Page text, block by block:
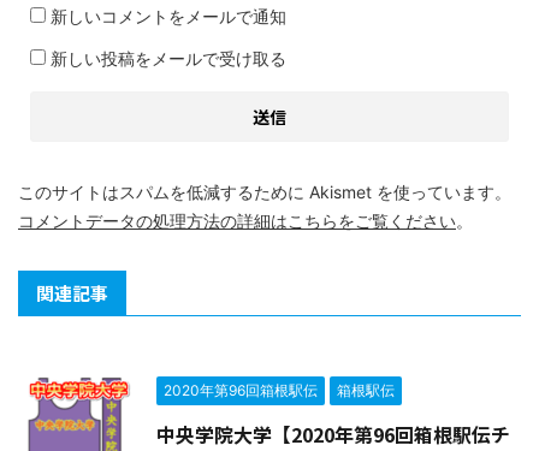
新しいコメントをメールで通知
新しい投稿をメールで受け取る
このサイトはスパムを低減するために Akismet を使っています。
コメントデータの処理方法の詳細はこちらをご覧ください。
関連記事
2020年第96回箱根駅伝 箱根駅伝
中央学院大学【2020年第96回箱根駅伝チ